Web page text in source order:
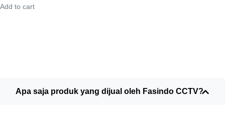
Add to cart
Apa saja produk yang dijual oleh Fasindo CCTV?